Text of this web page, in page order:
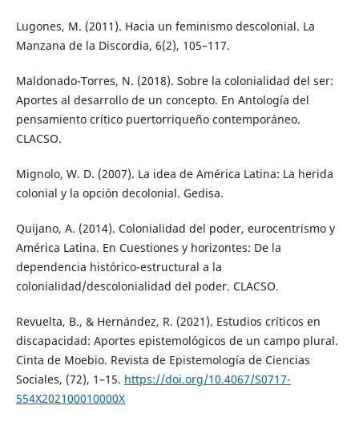
Lugones, M. (2011). Hacia un feminismo descolonial. La
Manzana de la Discordia, 6(2), 105–117.
Maldonado-Torres, N. (2018). Sobre la colonialidad del ser:
Aportes al desarrollo de un concepto. En Antología del
pensamiento crítico puertorriqueño contemporáneo.
CLACSO.
Mignolo, W. D. (2007). La idea de América Latina: La herida
colonial y la opción decolonial. Gedisa.
Quijano, A. (2014). Colonialidad del poder, eurocentrismo y
América Latina. En Cuestiones y horizontes: De la
dependencia histórico-estructural a la
colonialidad/descolonialidad del poder. CLACSO.
Revuelta, B., & Hernández, R. (2021). Estudios críticos en
discapacidad: Aportes epistemológicos de un campo plural.
Cinta de Moebio. Revista de Epistemología de Ciencias
Sociales, (72), 1–15. https://doi.org/10.4067/S0717-
554X202100010000X